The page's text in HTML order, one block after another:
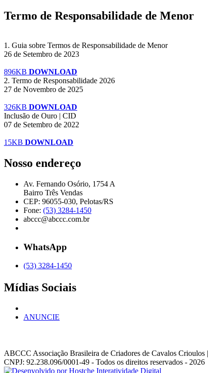
Termo de Responsabilidade de Menor
1. Guia sobre Termos de Responsabilidade de Menor
26 de Setembro de 2023
896KB DOWNLOAD
2. Termo de Responsabilidade 2026
27 de Novembro de 2025
326KB DOWNLOAD
Inclusão de Ouro | CID
07 de Setembro de 2022
15KB DOWNLOAD
Nosso endereço
Av. Fernando Osório, 1754 A
Bairro Três Vendas
CEP: 96055-030, Pelotas/RS
Fone: (53) 3284-1450
abccc@abccc.com.br
WhatsApp
(53) 3284-1450
Mídias Sociais
ANUNCIE
ABCCC Associação Brasileira de Criadores de Cavalos Crioulos |
CNPJ: 92.238.096/0001-49 - Todos os direitos reservados - 2026